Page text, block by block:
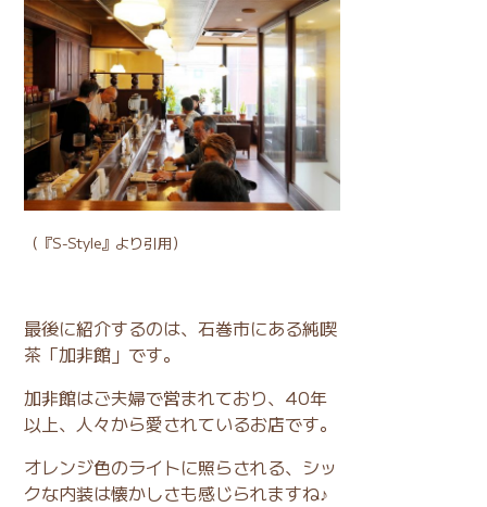
（ 『S-Style』 より引用）
最後に紹介するのは、石巻市にある純喫
茶「加非館」です。
加非館はご夫婦で営まれており、40年
以上、人々から愛されているお店です。
オレンジ色のライトに照らされる、シッ
クな内装は懐かしさも感じられますね♪